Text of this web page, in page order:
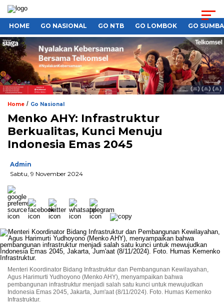
HOME GO NASIONAL GO NTB GO LOMBOK GO
Home / Go Nasional
Menko AHY: Infrastruktur
Berkualitas, Kunci Menuju
Indonesia Emas 2045
Admin
Sabtu, 9 November 2024
Menteri Koordinator Bidang Infrastruktur dan Pembangunan Kewilayahan,
Agus Harimurti Yudhoyono (Menko AHY), menyampaikan bahwa
pembangunan infrastruktur menjadi salah satu kunci untuk mewujudkan
Indonesia Emas 2045, Jakarta, Jum'aat (8/11/2024). Foto. Humas Kemenko
Infrastruktur.